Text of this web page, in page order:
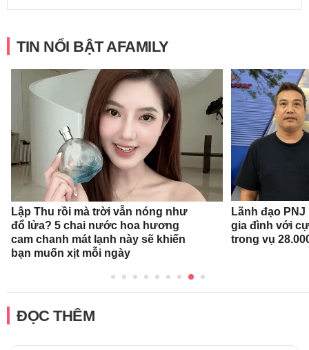
TIN NỔI BẬT AFAMILY
Lập Thu rồi mà trời vẫn nóng như
đổ lửa? 5 chai nước hoa hương
cam chanh mát lạnh này sẽ khiến
bạn muốn xịt mỗi ngày
Lãnh đạo
gia đình với
trong vụ
ĐỌC THÊM